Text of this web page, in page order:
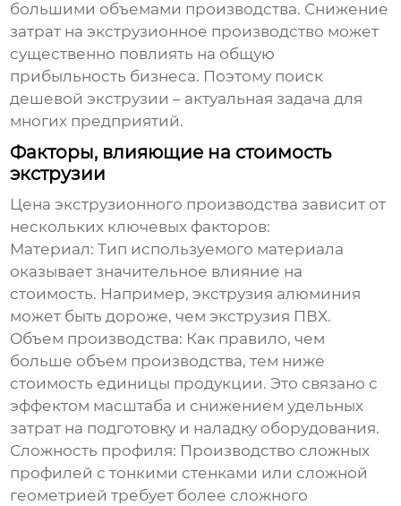
большими объемами производства. Снижение
затрат на экструзионное производство может
существенно повлиять на общую
прибыльность бизнеса. Поэтому поиск
дешевой экструзии – актуальная задача для
многих предприятий.
Факторы, влияющие на стоимость
экструзии
Цена экструзионного производства зависит от
нескольких ключевых факторов:
Материал: Тип используемого материала
оказывает значительное влияние на
стоимость. Например, экструзия алюминия
может быть дороже, чем экструзия ПВХ.
Объем производства: Как правило, чем
больше объем производства, тем ниже
стоимость единицы продукции. Это связано с
эффектом масштаба и снижением удельных
затрат на подготовку и наладку оборудования.
Сложность профиля: Производство сложных
профилей с тонкими стенками или сложной
геометрией требует более сложного